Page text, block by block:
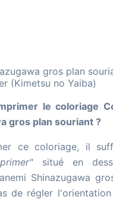
gros plan
(Kimetsu no Yaiba)
le coloriage
gros plan souriant ?
ce coloriage, il
situé en
Shinazugawa
de régler